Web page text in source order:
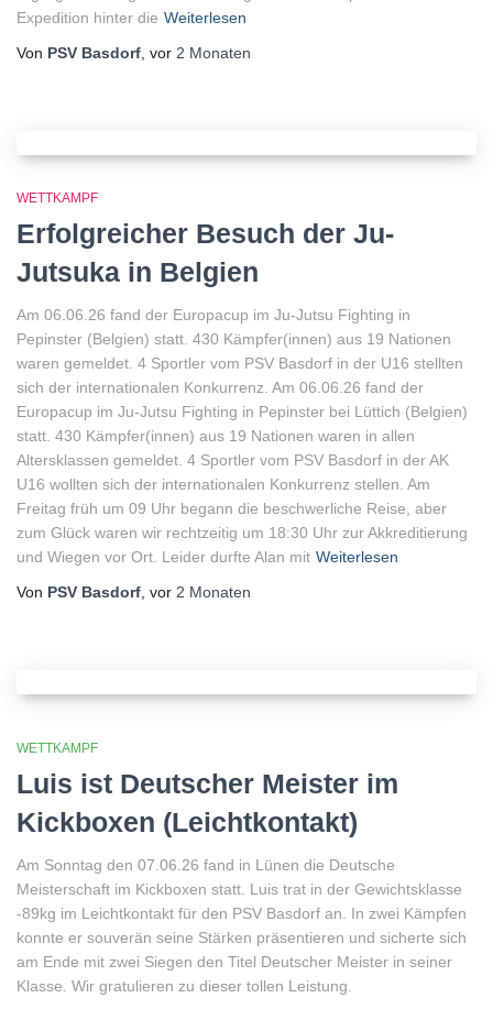
Expedition hinter die Weiterlesen
Von PSV Basdorf , vor 2 Monaten
WETTKAMPF
Erfolgreicher Besuch der Ju-
Jutsuka in Belgien
Am 06.06.26 fand der Europacup im Ju-Jutsu Fighting in
Pepinster (Belgien) statt. 430 Kämpfer(innen) aus 19 Nationen
waren gemeldet. 4 Sportler vom PSV Basdorf in der U16 stellten
sich der internationalen Konkurrenz. Am 06.06.26 fand der
Europacup im Ju-Jutsu Fighting in Pepinster bei Lüttich (Belgien)
statt. 430 Kämpfer(innen) aus 19 Nationen waren in allen
Altersklassen gemeldet. 4 Sportler vom PSV Basdorf in der AK
U16 wollten sich der internationalen Konkurrenz stellen. Am
Freitag früh um 09 Uhr begann die beschwerliche Reise, aber
zum Glück waren wir rechtzeitig um 18:30 Uhr zur Akkreditierung
und Wiegen vor Ort. Leider durfte Alan mit Weiterlesen
Von PSV Basdorf , vor 2 Monaten
WETTKAMPF
Luis ist Deutscher Meister im
Kickboxen (Leichtkontakt)
Am Sonntag den 07.06.26 fand in Lünen die Deutsche
Meisterschaft im Kickboxen statt. Luis trat in der Gewichtsklasse
-89kg im Leichtkontakt für den PSV Basdorf an. In zwei Kämpfen
konnte er souverän seine Stärken präsentieren und sicherte sich
am Ende mit zwei Siegen den Titel Deutscher Meister in seiner
Klasse. Wir gratulieren zu dieser tollen Leistung.